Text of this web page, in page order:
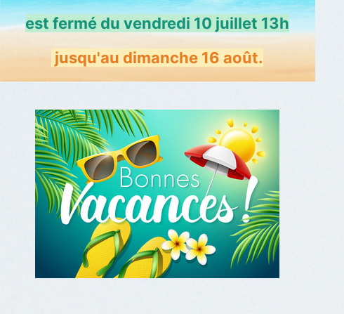
est fermé du vendredi 10 juillet 13h
jusqu'au dimanche 16 août.